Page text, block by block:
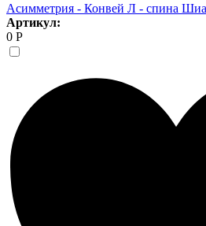
Асимметрия - Конвей Л - спина
Артикул:
0 Р